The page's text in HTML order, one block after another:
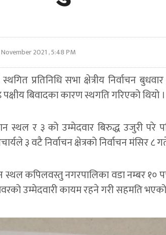
2021 , 5:48 PM
प्रतिनिधि सभा क्षेत्रीय निर्वाचन
बिवादका कारण स्थगति गरिएको थियो ।
स्थल र ३ को उम्मेदवार बिरुद्ध उजुरी परे
३ वटै निर्वाचन क्षेत्रको निर्वाचन मंसिर ८
स्थल कपिलवस्तु नगरपालिका वडा नम्बर १०
उम्मेदवारी कायम रहने गरी सहमति भएको